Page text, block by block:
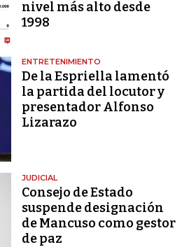
nivel más alto desde
1998
ENTRETENIMIENTO
De la Espriella lamentó
la partida del locutor y
presentador Alfonso
Lizarazo
JUDICIAL
Consejo de Estado
suspende designación
de Mancuso como gestor
de paz